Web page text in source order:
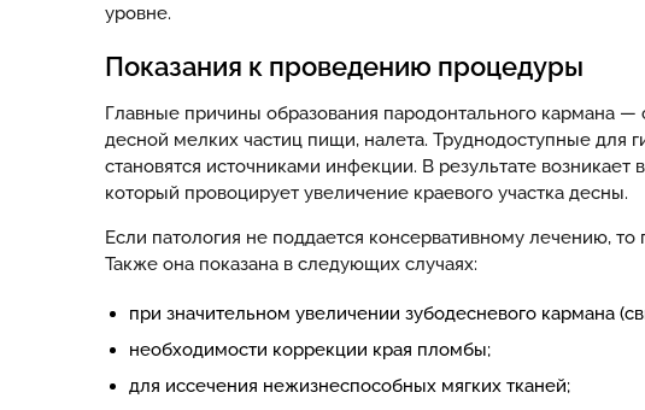
уровне.
Показания к проведению процедуры
Главные причины образования пародонтального кармана
десной мелких частиц пищи, налета. Труднодоступные для
становятся источниками инфекции. В результате возникает
который провоцирует увеличение краевого участка десны.
Если патология не поддается консервативному лечению, то
Также она показана в следующих случаях:
при значительном увеличении зубодесневого кармана
необходимости коррекции края пломбы;
для иссечения нежизнеспособных мягких тканей;